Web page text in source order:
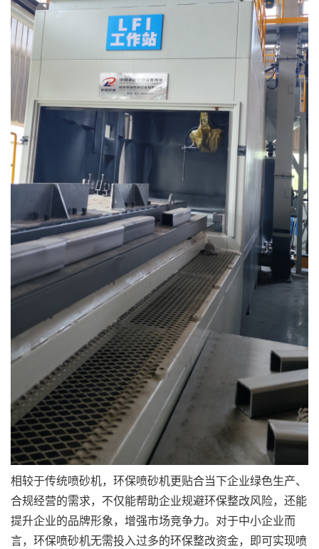
相较于传统喷砂机，环保喷砂机更贴合当下企业绿色生产、
合规经营的需求，不仅能帮助企业规避环保整改风险，还能
提升企业的品牌形象，增强市场竞争力。对于中小企业而
言，环保喷砂机无需投入过多的环保整改资金，即可实现喷